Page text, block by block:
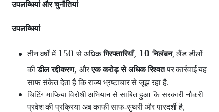
उपलब्धियां और चुनौतियां
उपलब्धियां
तीन वर्षों में 150से अधिकगिरफ्तारियाँ, 10निलंबन, लैंड डीलों
की डील रद्दीकरण, और एक करोड़ से अधिक रिश्वत पर कार्रवाई यह
साफ संकेत देता है कि राज्य भ्रष्टाचार से जूझ रहा है.
चिटिंग माफिया विरोधी अभियान से साबित हुआ कि सरकारी नौकरी
प्रवेश की प्रक्रिया अब काफी साफ-सुथरी और पारदर्शी है,